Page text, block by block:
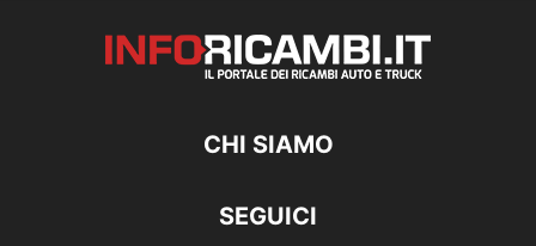
CHI SIAMO
SEGUICI